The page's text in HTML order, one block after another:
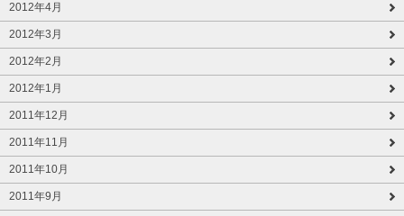
2012年4月
2012年3月
2012年2月
2012年1月
2011年12月
2011年11月
2011年10月
2011年9月